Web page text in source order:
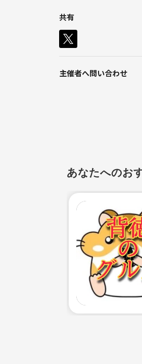
共有
主催者へ問い合わせ
あなたへのお